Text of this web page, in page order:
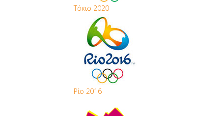
Τόκιο 2020
Ρίο 2016